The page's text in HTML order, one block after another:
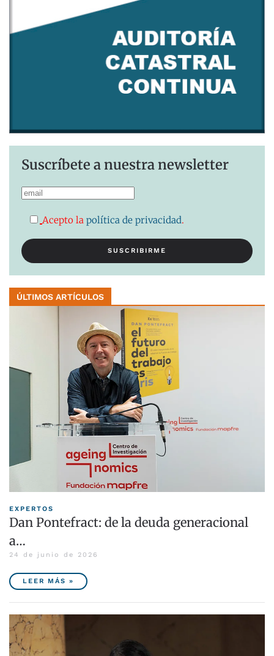
Suscríbete a nuestra newsletter
Acepto la política de privacidad.
ÚLTIMOS ARTÍCULOS
EXPERTOS
Dan Pontefract: de la deuda generacional
a…
24 de junio de 2026
LEER MÁS »